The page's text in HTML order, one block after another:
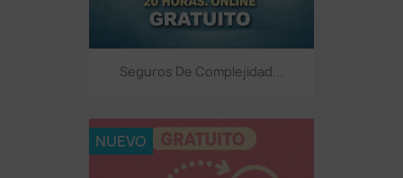
Seguros De Complejidad...
NUEVO